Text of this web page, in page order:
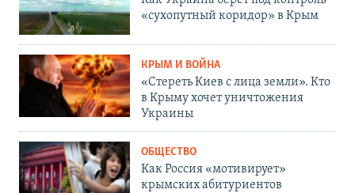
«сухопутный коридор» в Крым
КРЫМ И ВОЙНА
«Стереть Киев с лица земли». Кто
в Крыму хочет уничтожения
Украины
ОБЩЕСТВО
Как Россия «мотивирует»
крымских абитуриентов